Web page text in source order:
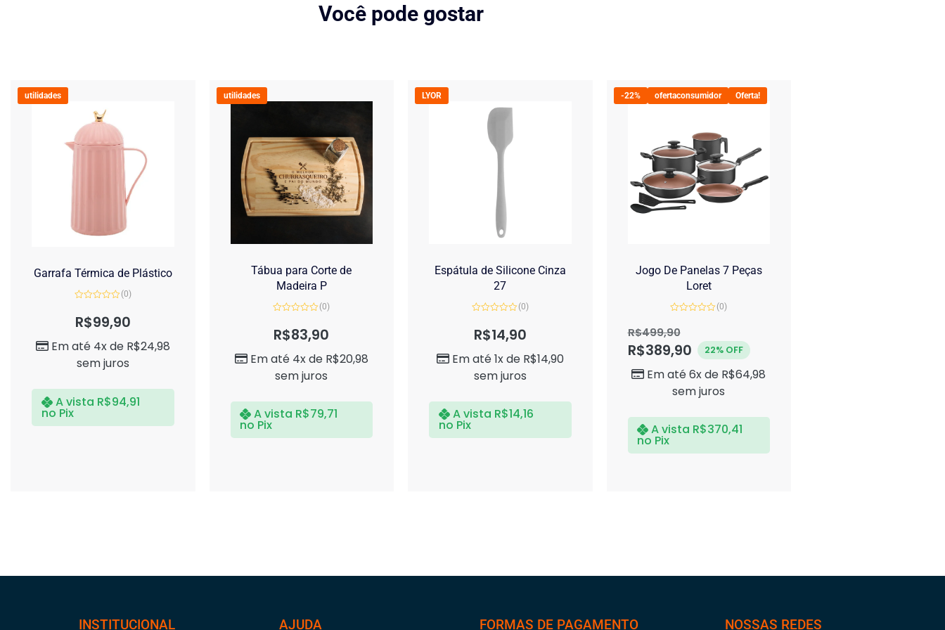
Você pode gostar
utilidades
Garrafa Térmica de Plástico
0
de
(0)
R$99,90
Em até 4x de R$24,98
sem juros
A vista R$94,91
no Pix
utilidades
Tábua para Corte de
Madeira P
de
(0)
R$83,90
Em até 4x de R$20,98
sem juros
A vista R$79,71
no Pix
LYOR
Espátula de Silicone Cinza
27
de
(0)
R$14,90
Em até 1x de R$14,90
sem juros
A vista R$14,16
no Pix
-22% ofertaconsumidor Oferta!
Jogo De Panelas 7 Peças
Loret
0
de
(0)
R$499,90
R$389,90 22% OFF
Em até 6x de R$64,98
sem juros
A vista R$370,41
no Pix
INSTITUCIONAL AJUDA FORMAS DE PAGAMENTO NOSSAS REDES